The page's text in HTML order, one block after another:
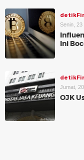
Senin,
Ini
Jumat,
OJK